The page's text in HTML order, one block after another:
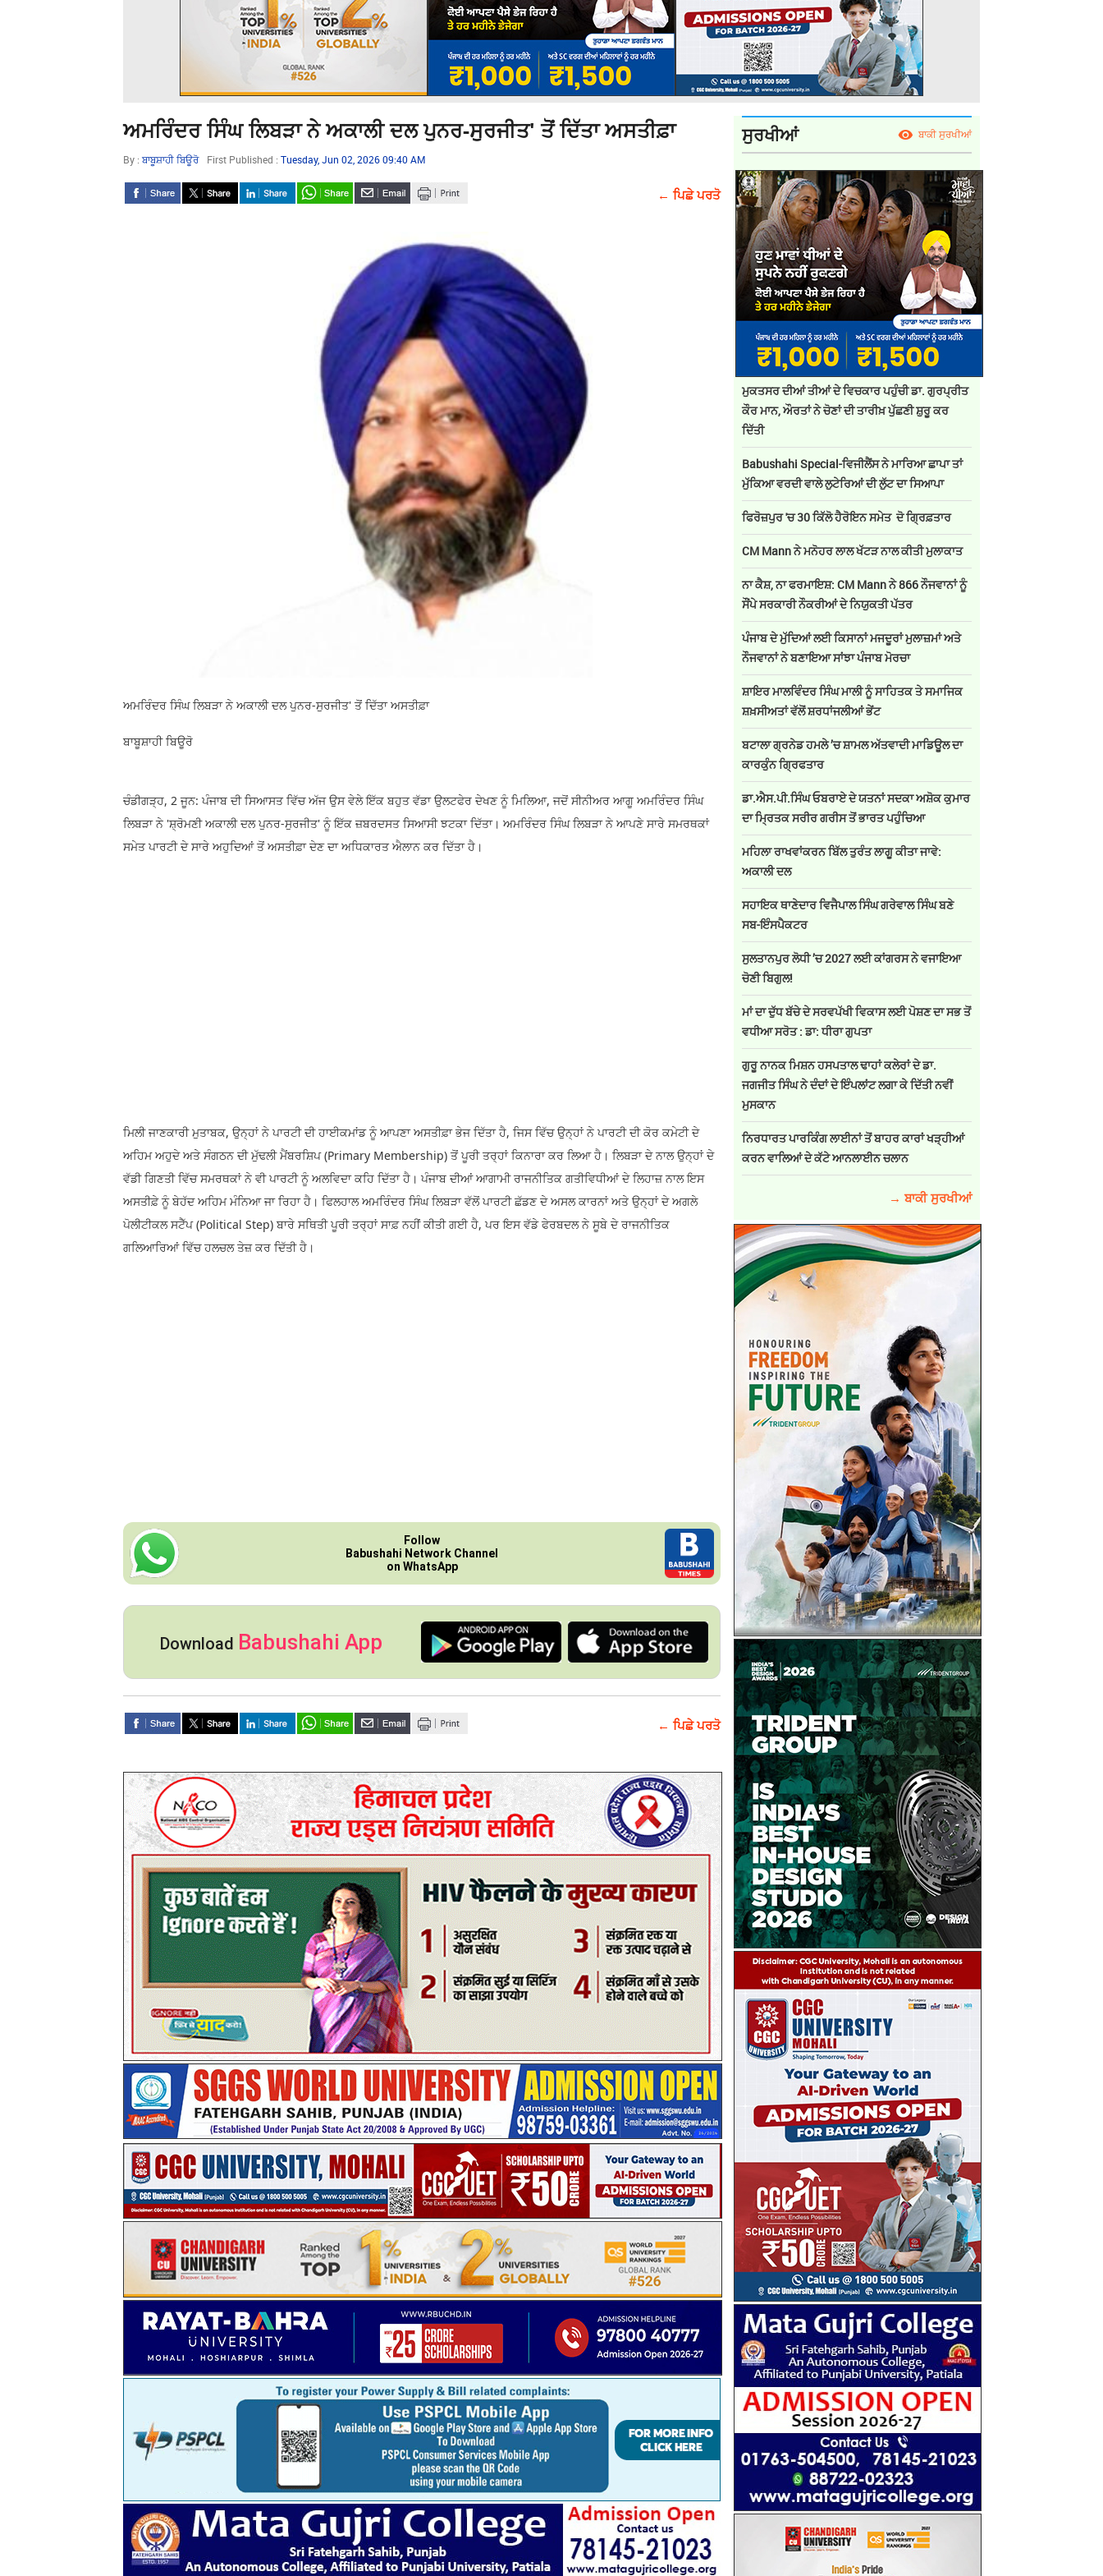
ਅਮਰਿੰਦਰ ਸਿੰਘ ਲਿਬੜਾ ਨੇ ਅਕਾਲੀ ਦਲ ਪੁਨਰ-ਸੁਰਜੀਤ' ਤੋਂ ਦਿੱਤਾ ਅਸਤੀਫ਼ਾ
By : ਬਾਬੂਸ਼ਾਹੀ ਬਿਊਰੋ First Published : Tuesday, Jun 02, 2026 09:40 AM
← ਪਿਛੇ ਪਰਤੋ
ਅਮਰਿੰਦਰ ਸਿੰਘ ਲਿਬੜਾ ਨੇ ਅਕਾਲੀ ਦਲ ਪੁਨਰ-ਸੁਰਜੀਤ' ਤੋਂ ਦਿੱਤਾ ਅਸਤੀਫ਼ਾ
ਬਾਬੂਸ਼ਾਹੀ ਬਿਊਰੋ
ਚੰਡੀਗੜ੍ਹ, 2 ਜੂਨ: ਪੰਜਾਬ ਦੀ ਸਿਆਸਤ ਵਿੱਚ ਅੱਜ ਉਸ ਵੇਲੇ ਇੱਕ ਬਹੁਤ ਵੱਡਾ ਉਲਟਫੇਰ ਦੇਖਣ ਨੂੰ ਮਿਲਿਆ, ਜਦੋਂ ਸੀਨੀਅਰ ਆਗੂ ਅਮਰਿੰਦਰ ਸਿੰਘ
ਲਿਬੜਾ ਨੇ 'ਸ਼੍ਰੋਮਣੀ ਅਕਾਲੀ ਦਲ ਪੁਨਰ-ਸੁਰਜੀਤ' ਨੂੰ ਇੱਕ ਜ਼ਬਰਦਸਤ ਸਿਆਸੀ ਝਟਕਾ ਦਿੱਤਾ। ਅਮਰਿੰਦਰ ਸਿੰਘ ਲਿਬੜਾ ਨੇ ਆਪਣੇ ਸਾਰੇ ਸਮਰਥਕਾਂ
ਸਮੇਤ ਪਾਰਟੀ ਦੇ ਸਾਰੇ ਅਹੁਦਿਆਂ ਤੋਂ ਅਸਤੀਫ਼ਾ ਦੇਣ ਦਾ ਅਧਿਕਾਰਤ ਐਲਾਨ ਕਰ ਦਿੱਤਾ ਹੈ।
ਮਿਲੀ ਜਾਣਕਾਰੀ ਮੁਤਾਬਕ, ਉਨ੍ਹਾਂ ਨੇ ਪਾਰਟੀ ਦੀ ਹਾਈਕਮਾਂਡ ਨੂੰ ਆਪਣਾ ਅਸਤੀਫ਼ਾ ਭੇਜ ਦਿੱਤਾ ਹੈ, ਜਿਸ ਵਿੱਚ ਉਨ੍ਹਾਂ ਨੇ ਪਾਰਟੀ ਦੀ ਕੋਰ ਕਮੇਟੀ ਦੇ
ਅਹਿਮ ਅਹੁਦੇ ਅਤੇ ਸੰਗਠਨ ਦੀ ਮੁੱਢਲੀ ਮੈਂਬਰਸ਼ਿਪ (Primary Membership) ਤੋਂ ਪੂਰੀ ਤਰ੍ਹਾਂ ਕਿਨਾਰਾ ਕਰ ਲਿਆ ਹੈ। ਲਿਬੜਾ ਦੇ ਨਾਲ ਉਨ੍ਹਾਂ ਦੇ
ਵੱਡੀ ਗਿਣਤੀ ਵਿੱਚ ਸਮਰਥਕਾਂ ਨੇ ਵੀ ਪਾਰਟੀ ਨੂੰ ਅਲਵਿਦਾ ਕਹਿ ਦਿੱਤਾ ਹੈ। ਪੰਜਾਬ ਦੀਆਂ ਆਗਾਮੀ ਰਾਜਨੀਤਿਕ ਗਤੀਵਿਧੀਆਂ ਦੇ ਲਿਹਾਜ਼ ਨਾਲ ਇਸ
ਅਸਤੀਫ਼ੇ ਨੂੰ ਬੇਹੱਦ ਅਹਿਮ ਮੰਨਿਆ ਜਾ ਰਿਹਾ ਹੈ। ਫਿਲਹਾਲ ਅਮਰਿੰਦਰ ਸਿੰਘ ਲਿਬੜਾ ਵੱਲੋਂ ਪਾਰਟੀ ਛੱਡਣ ਦੇ ਅਸਲ ਕਾਰਨਾਂ ਅਤੇ ਉਨ੍ਹਾਂ ਦੇ ਅਗਲੇ
ਪੋਲੀਟੀਕਲ ਸਟੈੱਪ (Political Step) ਬਾਰੇ ਸਥਿਤੀ ਪੂਰੀ ਤਰ੍ਹਾਂ ਸਾਫ਼ ਨਹੀਂ ਕੀਤੀ ਗਈ ਹੈ, ਪਰ ਇਸ ਵੱਡੇ ਫੇਰਬਦਲ ਨੇ ਸੂਬੇ ਦੇ ਰਾਜਨੀਤਿਕ
ਗਲਿਆਰਿਆਂ ਵਿੱਚ ਹਲਚਲ ਤੇਜ਼ ਕਰ ਦਿੱਤੀ ਹੈ।
Follow
Babushahi Network Channel
on WhatsApp
Download Babushahi App
← ਪਿਛੇ ਪਰਤੋ
ਸੁਰਖੀਆਂ ਬਾਕੀ ਸੁਰਖੀਆਂ
ਮੁਕਤਸਰ ਦੀਆਂ ਤੀਆਂ ਦੇ ਵਿਚਕਾਰ ਪਹੁੰਚੀ ਡਾ. ਗੁਰਪ੍ਰੀਤ
ਕੌਰ ਮਾਨ, ਔਰਤਾਂ ਨੇ ਚੋਣਾਂ ਦੀ ਤਾਰੀਖ਼ ਪੁੱਛਣੀ ਸ਼ੁਰੂ ਕਰ
ਦਿੱਤੀ
Babushahi Special-ਵਿਜੀਲੈਂਸ ਨੇ ਮਾਰਿਆ ਛਾਪਾ ਤਾਂ
ਮੁੱਕਿਆ ਵਰਦੀ ਵਾਲੇ ਲੁਟੇਰਿਆਂ ਦੀ ਲੁੱਟ ਦਾ ਸਿਆਪਾ
ਫਿਰੋਜ਼ਪੁਰ 'ਚ 30 ਕਿੱਲੋ ਹੈਰੋਇਨ ਸਮੇਤ ਦੋ ਗ੍ਰਿਫ਼ਤਾਰ
CM Mann ਨੇ ਮਨੋਹਰ ਲਾਲ ਖੱਟੜ ਨਾਲ ਕੀਤੀ ਮੁਲਾਕਾਤ
ਨਾ ਕੈਸ਼, ਨਾ ਫਰਮਾਇਸ਼: CM Mann ਨੇ 866 ਨੌਜਵਾਨਾਂ ਨੂੰ
ਸੌਂਪੇ ਸਰਕਾਰੀ ਨੌਕਰੀਆਂ ਦੇ ਨਿਯੁਕਤੀ ਪੱਤਰ
ਪੰਜਾਬ ਦੇ ਮੁੱਦਿਆਂ ਲਈ ਕਿਸਾਨਾਂ ਮਜਦੂਰਾਂ ਮੁਲਾਜ਼ਮਾਂ ਅਤੇ
ਨੌਜਵਾਨਾਂ ਨੇ ਬਣਾਇਆ ਸਾਂਝਾ ਪੰਜਾਬ ਮੋਰਚਾ
ਸ਼ਾਇਰ ਮਾਲਵਿੰਦਰ ਸਿੰਘ ਮਾਲੀ ਨੂੰ ਸਾਹਿਤਕ ਤੇ ਸਮਾਜਿਕ
ਸ਼ਖ਼ਸੀਅਤਾਂ ਵੱਲੋਂ ਸ਼ਰਧਾਂਜਲੀਆਂ ਭੇਂਟ
ਬਟਾਲਾ ਗ੍ਰਨੇਡ ਹਮਲੇ ’ਚ ਸ਼ਾਮਲ ਅੱਤਵਾਦੀ ਮਾਡਿਊਲ ਦਾ
ਕਾਰਕੁੰਨ ਗ੍ਰਿਫਤਾਰ
ਡਾ.ਐਸ.ਪੀ.ਸਿੰਘ ਓਬਰਾਏ ਦੇ ਯਤਨਾਂ ਸਦਕਾ ਅਸ਼ੋਕ ਕੁਮਾਰ
ਦਾ ਮ੍ਰਿਤਕ ਸਰੀਰ ਗਰੀਸ ਤੋਂ ਭਾਰਤ ਪਹੁੰਚਿਆ
ਮਹਿਲਾ ਰਾਖਵਾਂਕਰਨ ਬਿੱਲ ਤੁਰੰਤ ਲਾਗੂ ਕੀਤਾ ਜਾਵੇ:
ਅਕਾਲੀ ਦਲ
ਸਹਾਇਕ ਥਾਣੇਦਾਰ ਵਿਜੈਪਾਲ ਸਿੰਘ ਗਰੇਵਾਲ ਸਿੰਘ ਬਣੇ
ਸਬ-ਇੰਸਪੈਕਟਰ
ਸੁਲਤਾਨਪੁਰ ਲੋਧੀ ’ਚ 2027 ਲਈ ਕਾਂਗਰਸ ਨੇ ਵਜਾਇਆ
ਚੋਣੀ ਬਿਗੁਲ!
ਮਾਂ ਦਾ ਦੁੱਧ ਬੱਚੇ ਦੇ ਸਰਵਪੱਖੀ ਵਿਕਾਸ ਲਈ ਪੋਸ਼ਣ ਦਾ ਸਭ ਤੋਂ
ਵਧੀਆ ਸਰੋਤ : ਡਾ: ਧੀਰਾ ਗੁਪਤਾ
ਗੁਰੂ ਨਾਨਕ ਮਿਸ਼ਨ ਹਸਪਤਾਲ ਢਾਹਾਂ ਕਲੇਰਾਂ ਦੇ ਡਾ.
ਜਗਜੀਤ ਸਿੰਘ ਨੇ ਦੰਦਾਂ ਦੇ ਇੰਪਲਾਂਟ ਲਗਾ ਕੇ ਦਿੱਤੀ ਨਵੀਂ
ਮੁਸਕਾਨ
ਨਿਰਧਾਰਤ ਪਾਰਕਿੰਗ ਲਾਈਨਾਂ ਤੋਂ ਬਾਹਰ ਕਾਰਾਂ ਖੜ੍ਹੀਆਂ
ਕਰਨ ਵਾਲਿਆਂ ਦੇ ਕੱਟੇ ਆਨਲਾਈਨ ਚਲਾਨ
→ ਬਾਕੀ ਸੁਰਖੀਆਂ